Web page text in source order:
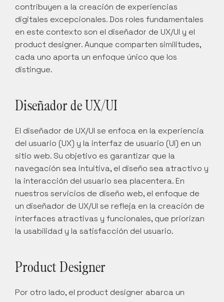
contribuyen a la creación de experiencias
digitales excepcionales. Dos roles fundamentales
en este contexto son el diseñador de UX/UI y el
product designer. Aunque comparten similitudes,
cada uno aporta un enfoque único que los
distingue.
Diseñador de UX/UI
El diseñador de UX/UI se enfoca en la experiencia
del usuario (UX) y la interfaz de usuario (UI) en un
sitio web. Su objetivo es garantizar que la
navegación sea intuitiva, el diseño sea atractivo y
la interacción del usuario sea placentera. En
nuestros servicios de diseño web, el enfoque de
un diseñador de UX/UI se refleja en la creación de
interfaces atractivas y funcionales, que priorizan
la usabilidad y la satisfacción del usuario.
Product Designer
Por otro lado, el product designer abarca un